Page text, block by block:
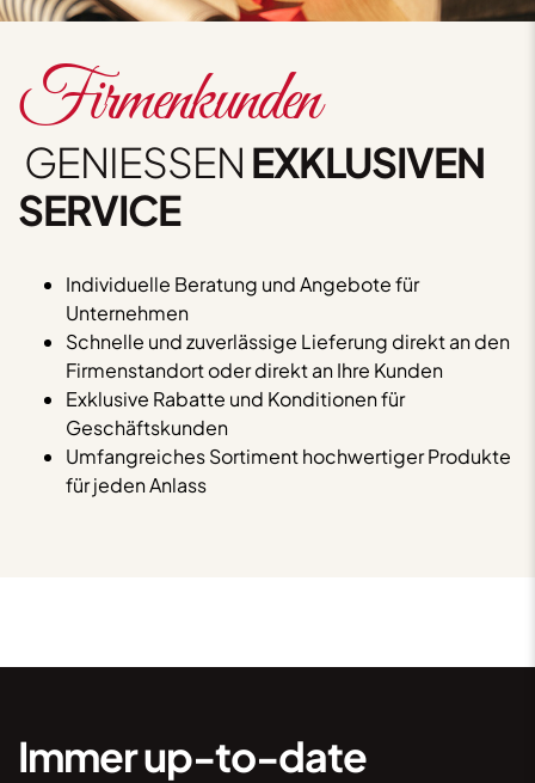
Firmenkunden
GENIESSEN EXKLUSIVEN
SERVICE
Individuelle Beratung und Angebote für
Unternehmen
Schnelle und zuverlässige Lieferung direkt an den
Firmenstandort oder direkt an Ihre Kunden
Exklusive Rabatte und Konditionen für
Geschäftskunden
Umfangreiches Sortiment hochwertiger Produkte
für jeden Anlass
Immer up-to-date